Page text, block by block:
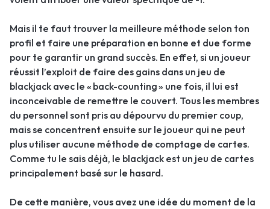
Mais il te faut trouver la meilleure méthode selon ton
profil et faire une préparation en bonne et due forme
pour te garantir un grand succès. En effet, si un joueur
réussit l’exploit de faire des gains dans un jeu de
blackjack avec le « back-counting » une fois, il lui est
inconceivable de remettre le couvert. Tous les membres
du personnel sont pris au dépourvu du premier coup,
mais se concentrent ensuite sur le joueur qui ne peut
plus utiliser aucune méthode de comptage de cartes.
Comme tu le sais déjà, le blackjack est un jeu de cartes
principalement basé sur le hasard.
De cette manière, vous avez une idée du moment de la